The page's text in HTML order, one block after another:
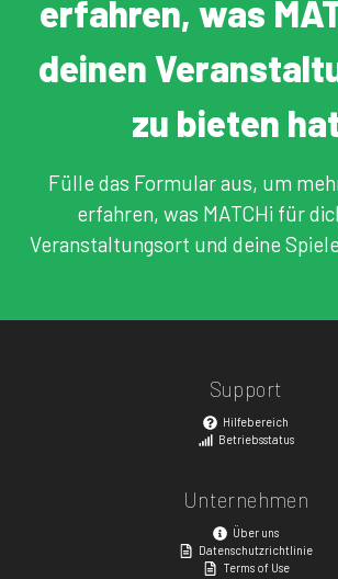
erfahren, was
deinen
zu bieten
Fülle das Formular aus, um
erfahren, was MATCHi für
Veranstaltungsort und deine
Support
Hilfebereich
Betriebsstatus
Unternehmen
Über uns
Datenschutzrichtlinie
Terms of Use